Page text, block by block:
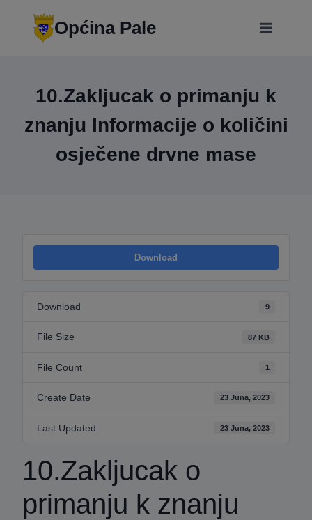
Općina Pale
10.Zakljucak o primanju k
znanju Informacije o količini
osječene drvne mase
Download
Download 9
File Size 87 KB
File Count 1
Create Date 23 Juna, 2023
Last Updated 23 Juna, 2023
10.Zakljucak o
primanju k znanju